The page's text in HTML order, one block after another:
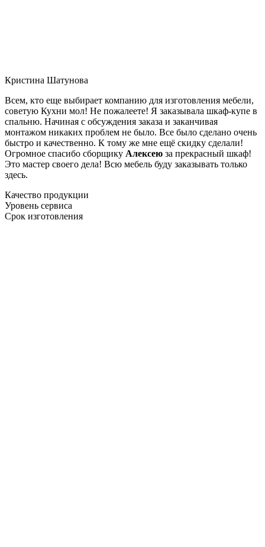
Кристина Шатунова
Всем, кто еще выбирает компанию для изготовления мебели,
советую Кухни мол! Не пожалеете! Я заказывала шкаф-купе в
спальню. Начиная с обсуждения заказа и заканчивая
монтажом никаких проблем не было. Все было сделано очень
быстро и качественно. К тому же мне ещё скидку сделали!
Огромное спасибо сборщику Алексею за прекрасный шкаф!
Это мастер своего дела! Всю мебель буду заказывать только
здесь.
Качество продукции
Уровень сервиса
Срок изготовления